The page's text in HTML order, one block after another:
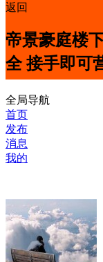
返回
帝景豪庭楼
全 接手即可
全局导航
首页
发布
消息
我的